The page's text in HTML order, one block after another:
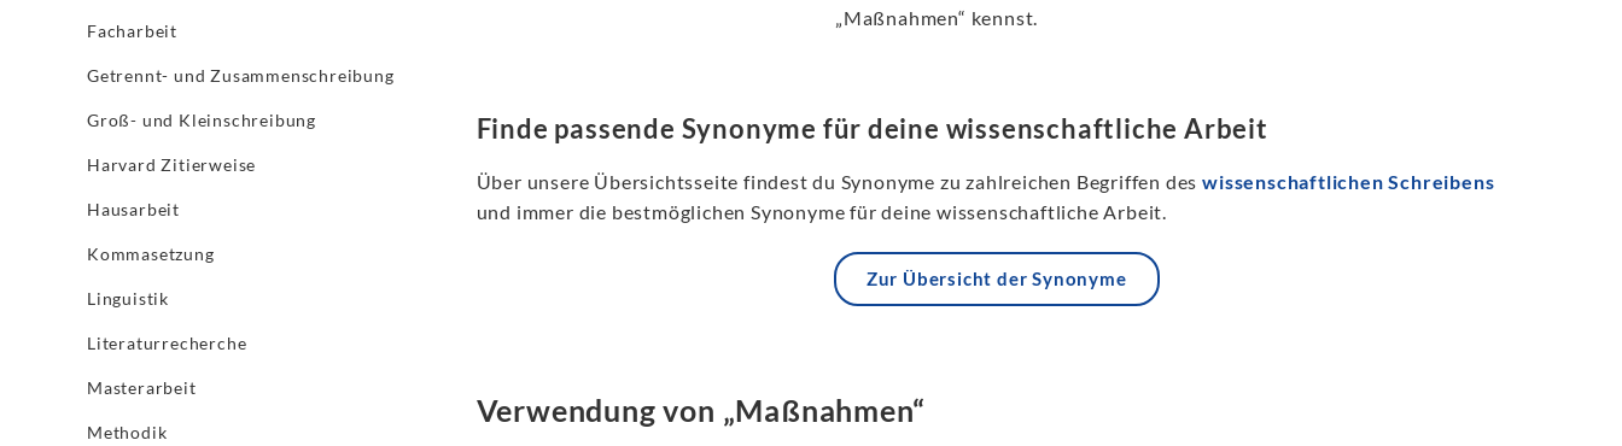
Facharbeit
Getrennt- und Zusammenschreibung
Groß- und Kleinschreibung
Harvard Zitierweise
Hausarbeit
Kommasetzung
Linguistik
Literaturrecherche
Masterarbeit
Methodik
„Maßnahmen“ kennst.
Finde passende Synonyme für deine wissenschaftliche Arbeit
Über unsere Übersichtsseite findest du Synonyme zu zahlreichen Begriffen deswissenschaftlichen Schreibens
und immer die bestmöglichen Synonyme für deine wissenschaftliche Arbeit.
Zur Übersicht der Synonyme
Verwendung von „Maßnahmen“